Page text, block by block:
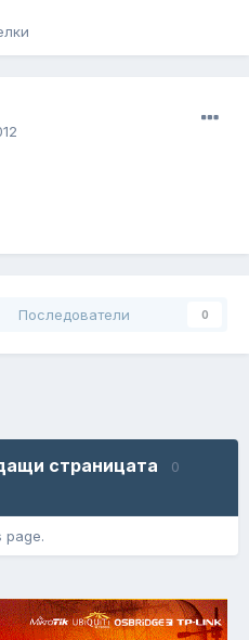
Последователи 0
страницата
0
page.